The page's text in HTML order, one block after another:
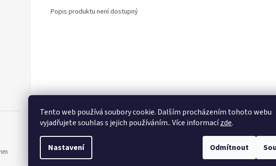
Tento web používá soubory cookie. Dalším procházením tohoto webu
vyjadřujete souhlas s jejich používáním.. Více informacízde.
Nastavení Odmítnout
Popis produktu není dostupný